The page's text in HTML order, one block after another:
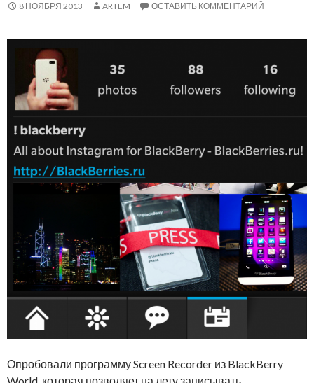
8 НОЯБРЯ 2013 ARTEM ОСТАВИТЬ КОММЕНТАРИЙ
Опробовали программу Screen Recorder из BlackBerry